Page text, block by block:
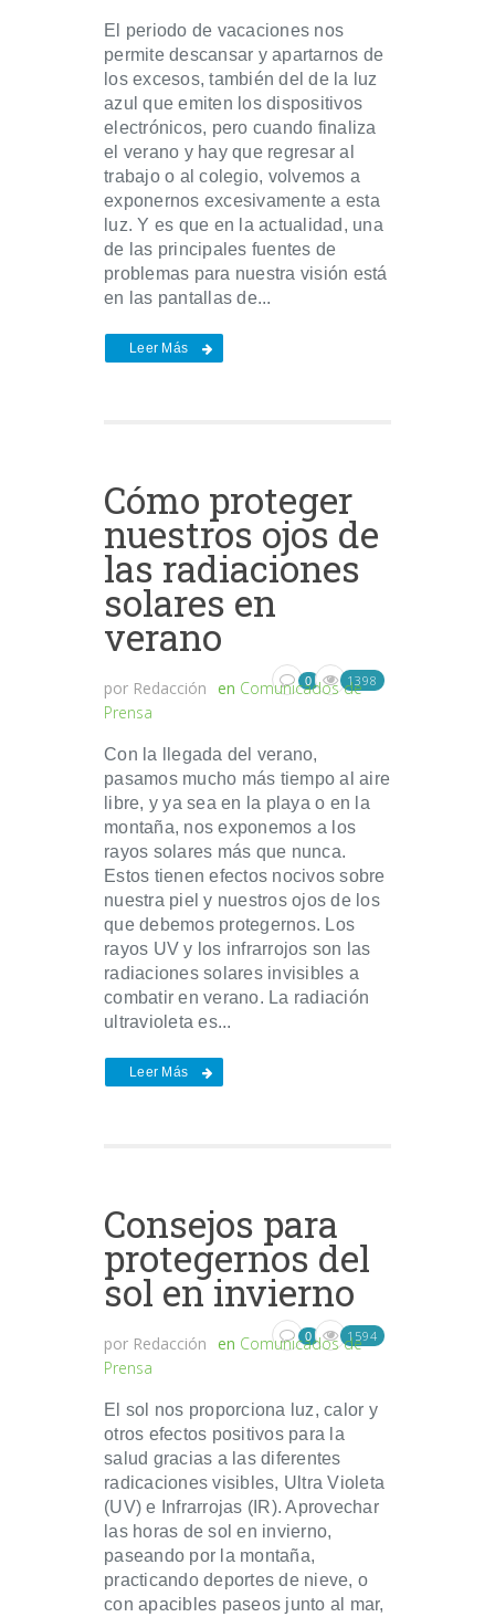
El periodo de vacaciones nos
permite descansar y apartarnos de
los excesos, también del de la luz
azul que emiten los dispositivos
electrónicos, pero cuando finaliza
el verano y hay que regresar al
trabajo o al colegio, volvemos a
exponernos excesivamente a esta
luz. Y es que en la actualidad, una
de las principales fuentes de
problemas para nuestra visión está
en las pantallas de...
Leer Más
Cómo proteger
nuestros ojos de
las radiaciones
solares en
verano
por Redacción en Comunicados de
Prensa
0 1398
Con la llegada del verano,
pasamos mucho más tiempo al aire
libre, y ya sea en la playa o en la
montaña, nos exponemos a los
rayos solares más que nunca.
Estos tienen efectos nocivos sobre
nuestra piel y nuestros ojos de los
que debemos protegernos. Los
rayos UV y los infrarrojos son las
radiaciones solares invisibles a
combatir en verano. La radiación
ultravioleta es...
Leer Más
Consejos para
protegernos del
sol en invierno
por Redacción en Comunicados de
Prensa
0 1594
El sol nos proporciona luz, calor y
otros efectos positivos para la
salud gracias a las diferentes
radicaciones visibles, Ultra Violeta
(UV) e Infrarrojas (IR). Aprovechar
las horas de sol en invierno,
paseando por la montaña,
practicando deportes de nieve, o
con apacibles paseos junto al mar,